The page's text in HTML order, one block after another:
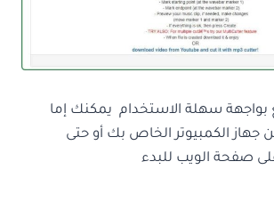
بواجهة سهلة الاستخدام يمكنك إما
الكمبيوتر الخاص بك أو حتى
صفحة الويب للبدء